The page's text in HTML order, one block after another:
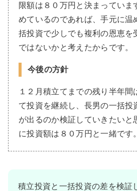
限額は８０万円と決まっていま
めているのであれば、手元に温
括投資で少しでも複利の恩恵を
ではないかと考えたからです。
今後の方針
１２月積立てまでの残り半年間
て投資を継続し、長男の一括投
が出るのか検証していきたいと
に投資額は８０万円と一緒です。
積立投資と一括投資の差を検証